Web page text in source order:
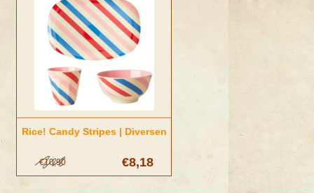
Rice! Candy Stripes | Diversen
€8,18
€10,90